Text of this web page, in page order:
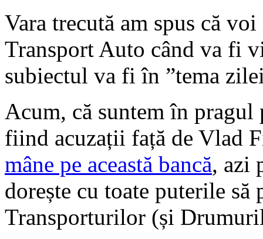
Vara trecută am spus că
Transport Auto când va fi
subiectul va fi în ”tema
Acum, că suntem în
fiind acuzații față de Vlad
mâne pe această bancă, azi
dorește cu toate puterile
Transporturilor (și